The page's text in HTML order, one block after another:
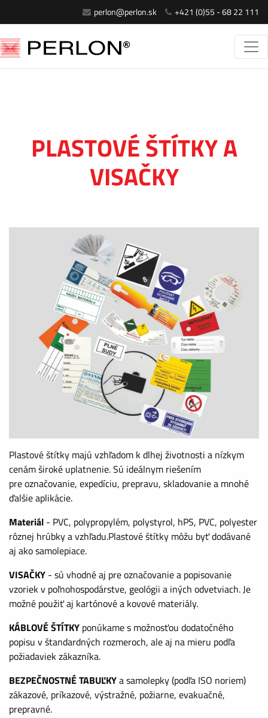
perlon@perlon.sk +421 (0)55 - 68 22 111
PLASTOVÉ ŠTÍTKY A
VISAČKY
Plastové štítky majú vzhľadom k dlhej životnosti a nízkym
cenám široké uplatnenie. Sú ideálnym riešením
pre označovanie, expedíciu, prepravu, skladovanie a mnohé
ďalšie aplikácie.
Materiál - PVC, polypropylém, polystyrol, hPS, PVC, polyester
rôznej hrúbky a vzhľadu.Plastové štítky môžu byť dodávané
aj ako samolepiace.
VISAČKY - sú vhodné aj pre označovanie a popisovanie
vzoriek v poľnohospodárstve, geológii a iných odvetviach. Je
možné použiť aj kartónové a kovové materiály.
KÁBLOVÉ ŠTÍTKY ponúkame s možnosťou dodatočného
popisu v štandardných rozmeroch, ale aj na mieru podľa
požiadaviek zákazníka.
BEZPEČNOSTNÉ TABUĽKYa samolepky (podľa ISO noriem)
zákazové, príkazové, výstražné, požiarne, evakuačné,
prepravné.